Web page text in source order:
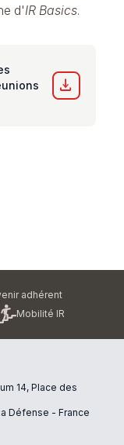
d'IR Basics.
download
adhérent
Mobilité IR
14, Place des
Défense - France